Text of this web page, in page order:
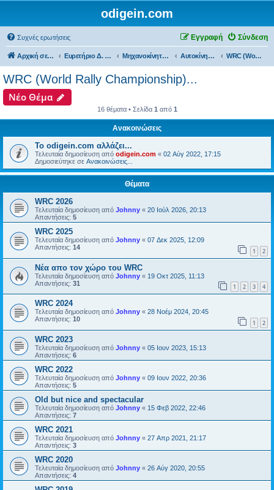
odigein.com
Συχνές ερωτήσεις Σύνδεση
Εγγραφή
Αρχική σελίδα Ευρετήριο Δ. Συζήτησης Μηχανοκίνητος αθλητισμός και μη... Αυτοκίνητα... WRC (World Rally Championship)...
WRC (World Rally Championship)...
Νέο Θέμα
16 θέματα • Σελίδα 1 από 1
Ανακοινώσεις
Το odigein.com αλλάζει...
Τελευταία δημοσίευση από odigein.com « 02 Αύγ 2022, 17:15
Δημοσιεύτηκε σε Ανακοινώσεις...
Θέματα
WRC 2026
Τελευταία δημοσίευση από Johnny « 20 Ιούλ 2026, 20:13
Απαντήσεις: 5
WRC 2025
Τελευταία δημοσίευση από Johnny « 07 Δεκ 2025, 12:09
Απαντήσεις: 14 1 2
Νέα απο τον χώρο του WRC
Τελευταία δημοσίευση από Johnny « 19 Οκτ 2025, 11:13
Απαντήσεις: 31 1 2 3 4
WRC 2024
Τελευταία δημοσίευση από Johnny « 28 Νοέμ 2024, 20:45
Απαντήσεις: 10 1 2
WRC 2023
Τελευταία δημοσίευση από Johnny « 05 Ιουν 2023, 15:13
Απαντήσεις: 6
WRC 2022
Τελευταία δημοσίευση από Johnny « 09 Ιουν 2022, 20:36
Απαντήσεις: 5
Οld but nice and spectacular
Τελευταία δημοσίευση από Johnny « 15 Φεβ 2022, 22:46
Απαντήσεις: 7
WRC 2021
Τελευταία δημοσίευση από Johnny « 27 Απρ 2021, 21:17
Απαντήσεις: 3
WRC 2020
Τελευταία δημοσίευση από Johnny « 26 Αύγ 2020, 20:55
Απαντήσεις: 4